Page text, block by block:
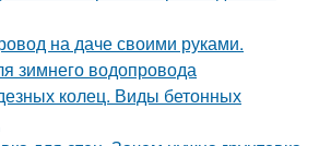
на даче своими руками.
зимнего водопровода
колец. Виды бетонных